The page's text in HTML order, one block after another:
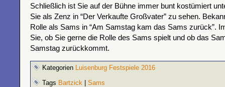
Schließlich ist Sie auf der Bühne immer bunt kostümiert
Sie als Zenz in “Der Verkaufte Großvater” zu sehen.
Rolle als Sams in “Am Samstag kam das Sams zurück”.
Sie, ob Sie gerne die Rolle des Sams spielt und ob das
Samstag zurückkommt.
Kategorien Luisenburg Festspiele 2016
Tags Bartzick
Sams